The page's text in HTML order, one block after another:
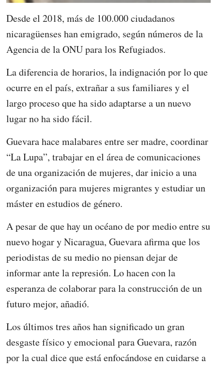
Desde el 2018, más de 100.000 ciudadanos
nicaragüenses han emigrado, según números de la
Agencia de la ONU para los Refugiados.
La diferencia de horarios, la indignación por lo que
ocurre en el país, extrañar a sus familiares y el
largo proceso que ha sido adaptarse a un nuevo
lugar no ha sido fácil.
Guevara hace malabares entre ser madre, coordinar
“La Lupa”, trabajar en el área de comunicaciones
de una organización de mujeres, dar inicio a una
organización para mujeres migrantes y estudiar un
máster en estudios de género.
A pesar de que hay un océano de por medio entre su
nuevo hogar y Nicaragua, Guevara afirma que los
periodistas de su medio no piensan dejar de
informar ante la represión. Lo hacen con la
esperanza de colaborar para la construcción de un
futuro mejor, añadió.
Los últimos tres años han significado un gran
desgaste físico y emocional para Guevara, razón
por la cual dice que está enfocándose en cuidarse a